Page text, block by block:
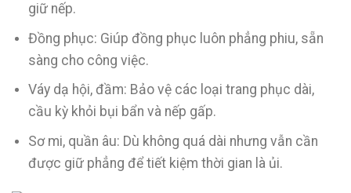
giữ nếp.
Đồng phục: Giúp đồng phục luôn phẳng phiu, sẵn
sàng cho công việc.
Váy dạ hội, đầm: Bảo vệ các loại trang phục dài,
cầu kỳ khỏi bụi bẩn và nếp gấp.
Sơ mi, quần âu: Dù không quá dài nhưng vẫn cần
được giữ phẳng để tiết kiệm thời gian là ủi.